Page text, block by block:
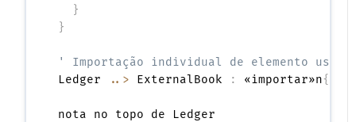
}
}
' Importação individual de elemento
Ledger
..> ExternalBook : «importar»n{
nota no topo de Ledger